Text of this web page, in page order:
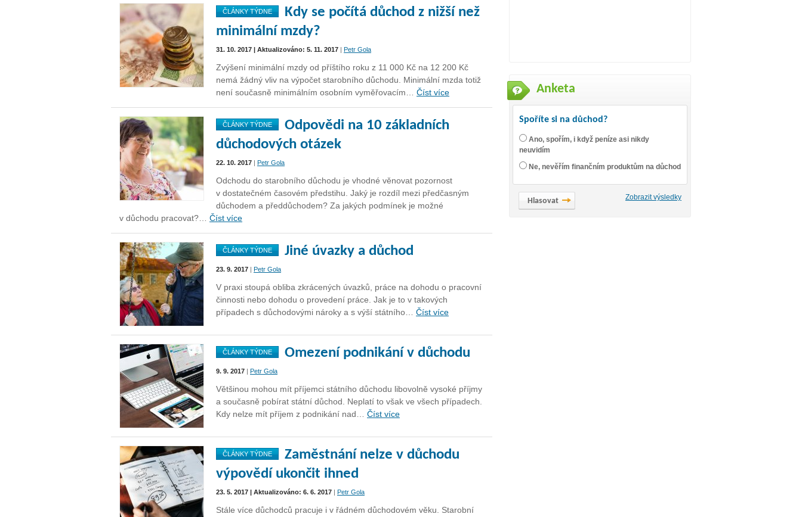
ČLÁNKY TÝDNE
Kdy se počítá důchod z nižší než
minimální mzdy?
31. 10. 2017 | Aktualizováno: 5. 11. 2017 | Petr Gola
Zvýšení minimální mzdy od příštího roku z 11 000 Kč na 12 200 Kč
nemá žádný vliv na výpočet starobního důchodu. Minimální mzda totiž
není současně minimálním osobním vyměřovacím… Číst více
ČLÁNKY TÝDNE
Odpovědi na 10 základních
důchodových otázek
22. 10. 2017 | Petr Gola
Odchodu do starobního důchodu je vhodné věnovat pozornost
v dostatečném časovém předstihu. Jaký je rozdíl mezi předčasným
důchodem a předdůchodem? Za jakých podmínek je možné
v důchodu pracovat?… Číst více
ČLÁNKY TÝDNE Jiné úvazky a důchod
23. 9. 2017 | Petr Gola
V praxi stoupá obliba zkrácených úvazků, práce na dohodu o pracovní
činnosti nebo dohodu o provedení práce. Jak je to v takových
případech s důchodovými nároky a s výší státního… Číst více
ČLÁNKY TÝDNE Omezení podnikání v důchodu
9. 9. 2017 | Petr Gola
Většinou mohou mít příjemci státního důchodu libovolně vysoké příjmy
a současně pobírat státní důchod. Neplatí to však ve všech případech.
Kdy nelze mít příjem z podnikání nad… Číst více
ČLÁNKY TÝDNE
Zaměstnání nelze v důchodu
výpovědí ukončit ihned
23. 5. 2017 | Aktualizováno: 6. 6. 2017 | Petr Gola
Stále více důchodců pracuje i v řádném důchodovém věku. Starobní
Anketa
Spoříte si na důchod?
Ano, spořím, i když peníze asi nikdy
neuvidím
Ne, nevěřím finančním produktům na důchod
Zobrazit výsledky